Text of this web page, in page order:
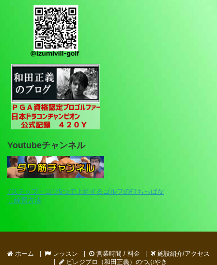
Youtubeチャンネル
7ステップ・コツ5つで上達するゴルフの打ちっぱな
し練習方法
ホーム レッスン 営業時間 / 料金
施設紹介/アクセス
ビレジプロ（和田正義）のつぶやき